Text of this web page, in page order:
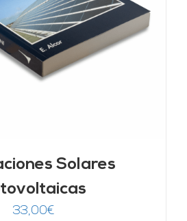
Solares
33,00€